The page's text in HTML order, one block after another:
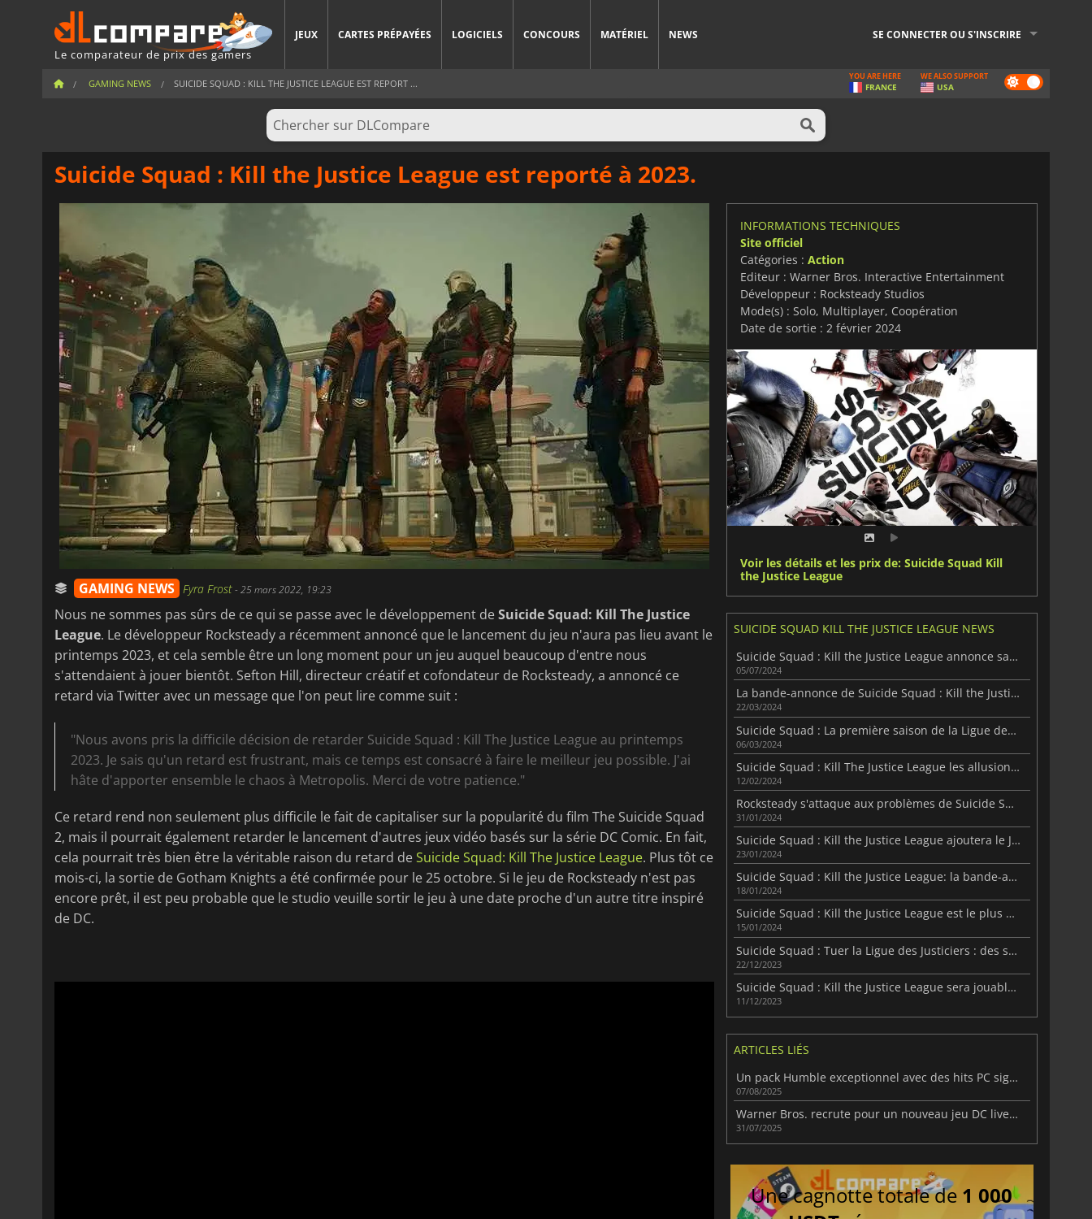
Le comparateur de prix des gamers
JEUX CARTES PRÉPAYÉES LOGICIELS CONCOURS MATÉRIEL NEWS SE CONNECTER OU S'INSCRIRE
GAMING NEWS SUICIDE SQUAD : KILL THE JUSTICE LEAGUE EST REPORT ... Dark
mode
YOU ARE HERE
FRANCE
WE ALSO SUPPORT
USA
Suicide Squad : Kill the Justice League est reporté à 2023.
GAMING NEWS Fyra Frost-25 mars 2022, 19:23
Nous ne sommes pas sûrs de ce qui se passe avec le développement deSuicide Squad: Kill The Justice
League. Le développeur Rocksteady a récemment annoncé que le lancement du jeu n'aura pas lieu avant le
printemps 2023, et cela semble être un long moment pour un jeu auquel beaucoup d'entre nous
s'attendaient à jouer bientôt. Sefton Hill, directeur créatif et cofondateur de Rocksteady, a annoncé ce
retard via Twitter avec un message que l'on peut lire comme suit :
"Nous avons pris la difficile décision de retarder Suicide Squad : Kill The Justice League au printemps
2023. Je sais qu'un retard est frustrant, mais ce temps est consacré à faire le meilleur jeu possible. J'ai
hâte d'apporter ensemble le chaos à Metropolis. Merci de votre patience."
Ce retard rend non seulement plus difficile le fait de capitaliser sur la popularité du film The Suicide Squad
2, mais il pourrait également retarder le lancement d'autres jeux vidéo basés sur la série DC Comic. En fait,
cela pourrait très bien être la véritable raison du retard deSuicide Squad: Kill The Justice League. Plus tôt ce
mois-ci, la sortie de Gotham Knights a été confirmée pour le 25 octobre. Si le jeu de Rocksteady n'est pas
encore prêt, il est peu probable que le studio veuille sortir le jeu à une date proche d'un autre titre inspiré
de DC.
INFORMATIONS TECHNIQUES
Site officiel
Catégories : Action
Editeur : Warner Bros. Interactive Entertainment
Développeur : Rocksteady Studios
Mode(s) : Solo, Multiplayer, Coopération
Date de sortie : 2 février 2024
Voir les détails et les prix de: Suicide Squad Kill
the Justice League
SUICIDE SQUAD KILL THE JUSTICE LEAGUE NEWS
Suicide Squad : Kill the Justice League annonce sa saison 2
05/07/2024
La bande-annonce de Suicide Squad : Kill the Justice League Saison 1 révélée
22/03/2024
Suicide Squad : La première saison de la Ligue des Justiciers apporte le Joker.
06/03/2024
Suicide Squad : Kill The Justice League les allusions au retour de Batman
12/02/2024
Rocksteady s'attaque aux problèmes de Suicide Squad en accès anticipé
31/01/2024
Suicide Squad : Kill the Justice League ajoutera le Joker après le lancement.
23/01/2024
Suicide Squad : Kill the Justice League: la bande-annonce de lancement est prête
18/01/2024
Suicide Squad : Kill the Justice League est le plus grand jeu du studio.
15/01/2024
Suicide Squad : Tuer la Ligue des Justiciers : des surprises inattendues
22/12/2023
Suicide Squad : Kill the Justice League sera jouable hors ligne.
11/12/2023
ARTICLES LIÉS
Un pack Humble exceptionnel avec des hits PC signés WB Games
07/08/2025
Warner Bros. recrute pour un nouveau jeu DC live service
31/07/2025
Une cagnotte totale de 1 000